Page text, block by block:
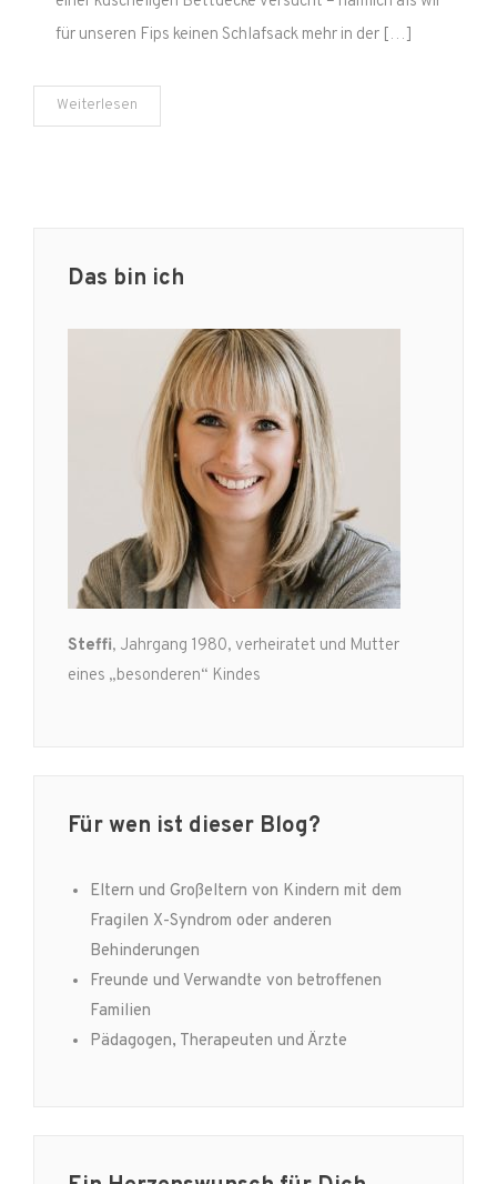
Schlafsack
für unseren Fips keinen Schlafsack mehr in der […]
Weiterlesen
Das bin ich
Steffi, Jahrgang 1980, verheiratet und Mutter
eines „besonderen“ Kindes
Für wen ist dieser Blog?
Eltern und Großeltern von Kindern mit dem
Fragilen X-Syndrom oder anderen
Behinderungen
Freunde und Verwandte von betroffenen
Familien
Pädagogen, Therapeuten und Ärzte